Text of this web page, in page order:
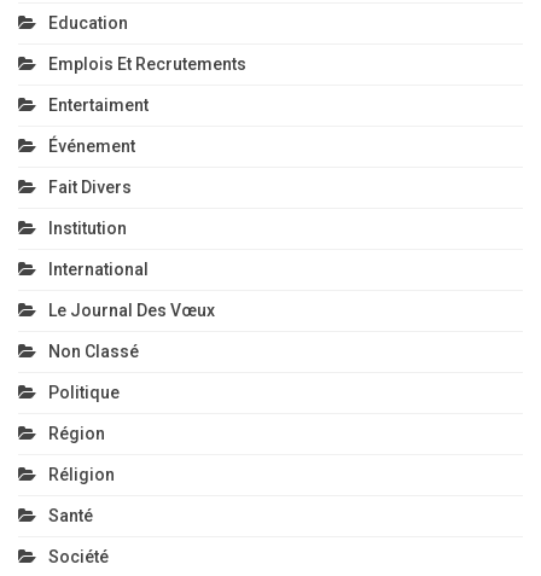
Education
Emplois Et Recrutements
Entertaiment
Événement
Fait Divers
Institution
International
Le Journal Des Vœux
Non Classé
Politique
Région
Réligion
Santé
Société